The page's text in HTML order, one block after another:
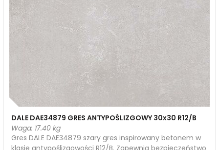
DALE DAE34879 GRES ANTYPOŚLIZGOWY 30x30 R12/B
Waga: 17.40 kg
Gres DALE DAE34879 szary gres inspirowany betonem w
klasie antypoślizgowości R12/B. Zapewnia bezpieczeństwo